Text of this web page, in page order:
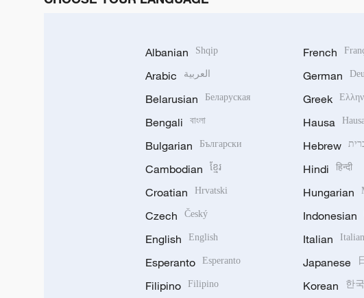
Albanian Shqip
Arabic العربية
Belarusian Беларуская
Bengali বাংলা
Bulgarian Български
Cambodian ខ្មែរ
Croatian Hrvatski
Czech Český
English English
Esperanto Esperanto
Filipino Filipino
French
German
Greek
Hausa
Hebrew
Hindi हिन्दी
Hungarian
Indonesian
Italian
Japanese
Korean 한